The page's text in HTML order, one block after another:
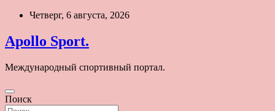
Перейти
содержимому
Четверг, 6 августа, 2026
Apollo Sport.
Международный спортивный портал.
Поиск